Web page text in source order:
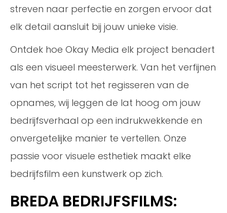
streven naar perfectie en zorgen ervoor dat
elk detail aansluit bij jouw unieke visie.
Ontdek hoe Okay Media elk project benadert
als een visueel meesterwerk. Van het verfijnen
van het script tot het regisseren van de
opnames, wij leggen de lat hoog om jouw
bedrijfsverhaal op een indrukwekkende en
onvergetelijke manier te vertellen. Onze
passie voor visuele esthetiek maakt elke
bedrijfsfilm een kunstwerk op zich.
BREDA BEDRIJFSFILMS: